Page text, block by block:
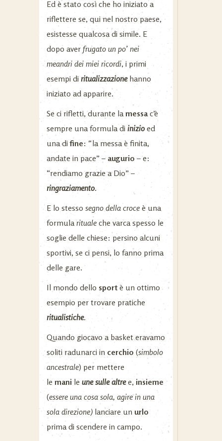
Ed è stato così che ho iniziato a
riflettere se, qui nel nostro paese,
esistesse qualcosa di simile. E
dopo averfrugato un po’ nei
meandri dei miei ricordi, i primi
esempi diritualizzazione hanno
iniziato ad apparire.
Se ci rifletti, durante lamessac’è
sempre una formula di inizio ed
una difine: “la messa è finita,
andate in pace” – augurio – e:
“rendiamo grazie a Dio” –
ringraziamento.
E lo stesso segno della croce è una
formularituale che varca spesso le
soglie delle chiese: persino alcuni
sportivi, se ci pensi, lo fanno prima
delle gare.
Il mondo dello sport è un ottimo
esempio per trovare pratiche
ritualistiche.
Quando giocavo a basket eravamo
soliti radunarci in cerchio (simbolo
ancestrale) per mettere
le mani le une sulle altree, insieme
(essere una cosa sola, agire in una
sola direzione) lanciare un urlo
prima di scendere in campo.